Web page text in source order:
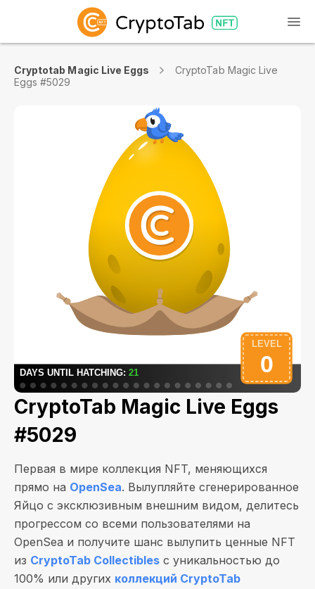
Cryptotab Magic Live Eggs
CryptoTab Magic Live
Eggs #5029
CryptoTab Magic Live Eggs
#5029
Первая в мире коллекция NFT, меняющихся
прямо на OpenSea. Вылупляйте сгенерированное
Яйцо с эксклюзивным внешним видом, делитесь
прогрессом со всеми пользователями на
OpenSea и получите шанс вылупить ценные NFT
из CryptoTab Collectibles с уникальностью до
100% или других коллекций CryptoTab